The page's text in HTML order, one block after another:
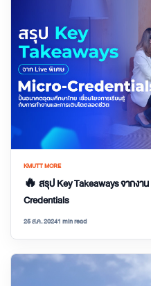
KMUTT MORE
🔥 สรุป Key Takeaways จากงา
Credentials
25 ส.ค. 20241 min read